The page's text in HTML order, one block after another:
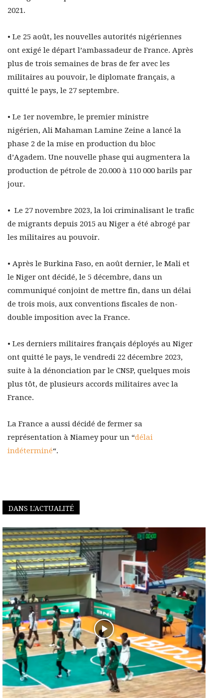
2021.
• Le 25 août, les nouvelles autorités nigériennes
ont exigé le départ l’ambassadeur de France. Après
plus de trois semaines de bras de fer avec les
militaires au pouvoir, le diplomate français, a
quitté le pays, le 27 septembre.
• Le 1er novembre, le premier ministre
nigérien, Ali Mahaman Lamine Zeine a lancé la
phase 2 de la mise en production du bloc
d’Agadem. Une nouvelle phase qui augmentera la
production de pétrole de 20.000 à 110 000 barils par
jour.
• Le 27 novembre 2023, la loi criminalisant le trafic
de migrants depuis 2015 au Niger a été abrogé par
les militaires au pouvoir.
• Après le Burkina Faso, en août dernier, le Mali et
le Niger ont décidé, le 5 décembre, dans un
communiqué conjoint de mettre fin, dans un délai
de trois mois, aux conventions fiscales de non-
double imposition avec la France.
• Les derniers militaires français déployés au Niger
ont quitté le pays, le vendredi 22 décembre 2023,
suite à la dénonciation par le CNSP, quelques mois
plus tôt, de plusieurs accords militaires avec la
France.
La France a aussi décidé de fermer sa
représentation à Niamey pour un “délai
indéterminé“.
DANS L'ACTUALITÉ